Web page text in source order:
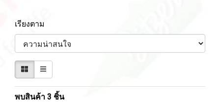
เรียงตาม
พบสินค้า 3 ชิ้น